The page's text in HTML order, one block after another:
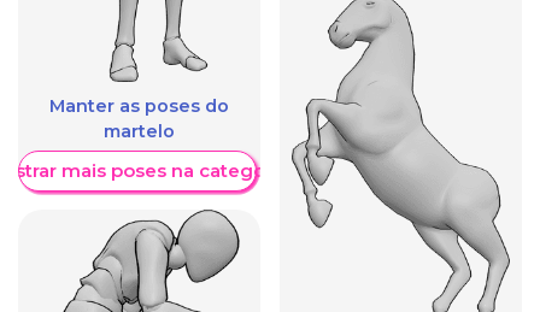
Manter as poses do
martelo
mais poses na categoria